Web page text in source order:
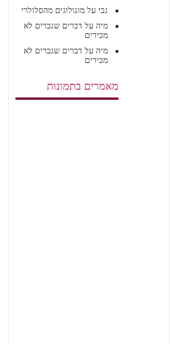
גבי עלמונולוגים מהסלולרי
מיה על דברים שגברים לא
מכירים
מיה על דברים שגברים לא
מכירים
מאמרים בתמונות